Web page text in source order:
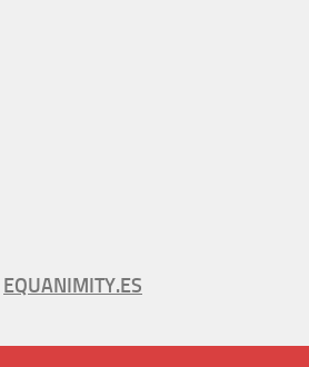
EQUANIMITY.ES